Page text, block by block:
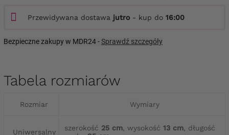
Przewidywana dostawa jutro - kup do 16:00
Bezpieczne zakupy w MDR24 -Sprawdź szczegóły
Tabela rozmiarów
Rozmiar Wymiary
Uniwersalny szerokość 25 cm, wysokość 13 cm, długość